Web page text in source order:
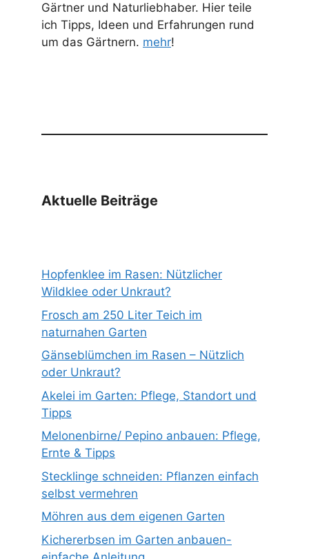
Gärtner und Naturliebhaber. Hier teile
ich Tipps, Ideen und Erfahrungen rund
um das Gärtnern. mehr!
Aktuelle Beiträge
Hopfenklee im Rasen: Nützlicher
Wildklee oder Unkraut?
Frosch am 250 Liter Teich im
naturnahen Garten
Gänseblümchen im Rasen – Nützlich
oder Unkraut?
Akelei im Garten: Pflege, Standort und
Tipps
Melonenbirne/ Pepino anbauen: Pflege,
Ernte & Tipps
Stecklinge schneiden: Pflanzen einfach
selbst vermehren
Möhren aus dem eigenen Garten
Kichererbsen im Garten anbauen-